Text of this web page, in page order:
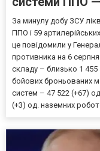
За минулу добу ЗСУ
ППО і 59
це повідомили у
противника на 6
складу – близько 1 455
бойових броньованих
систем – 47 522 (+67)
(+3) од. наземних